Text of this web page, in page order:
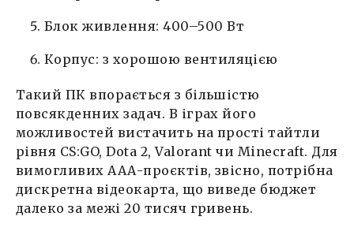
Блок живлення: 400–500 Вт
Корпус: з хорошою вентиляцією
Такий ПК впорається з більшістю
повсякденних задач. В іграх його
можливостей вистачить на прості тайтли
рівня CS:GO, Dota 2, Valorant чи Minecraft. Для
вимогливих ААА-проєктів, звісно, потрібна
дискретна відеокарта, що виведе бюджет
далеко за межі 20 тисяч гривень.